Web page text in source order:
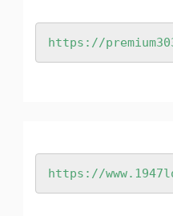
https://
https://